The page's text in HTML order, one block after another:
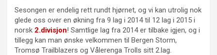
Sesongen er endelig rett rundt hjørnet, og vi kan utrolig nok
glede oss over en økning fra 9 lag i 2014 til 12 lag i 2015 i
norsk 2.divisjon! Samtlige lag fra 2014 er tilbake igjen, og i
tillegg kan man ønske velkommen til Bergen Storm,
Tromsø Trailblazers og Vålerenga Trolls sitt 2.lag.